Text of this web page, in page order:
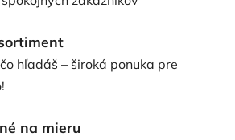
hľadáš – široká ponuka pre
na mieru